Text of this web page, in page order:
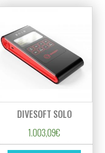
549,95€.es: 522,45€.
DIVESOFT SOLO
1.003,09€